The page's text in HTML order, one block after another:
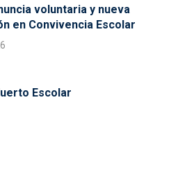
voluntaria y nueva
en Convivencia Escolar
Escolar